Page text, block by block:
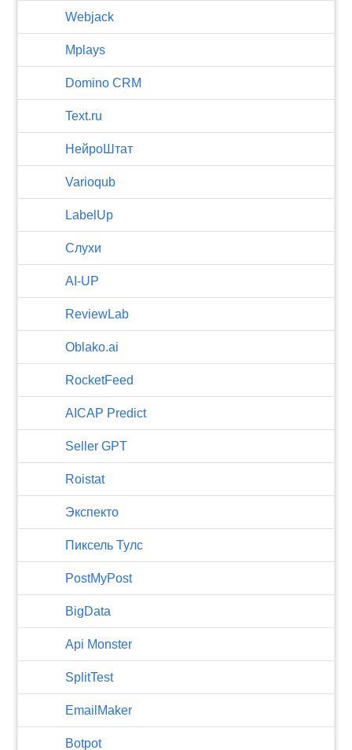
Webjack
Mplays
Domino CRM
Text.ru
НейроШтат
Varioqub
LabelUp
Слухи
AI-UP
ReviewLab
Oblako.ai
RocketFeed
AICAP Predict
Seller GPT
Roistat
Экспекто
Пиксель Тулс
PostMyPost
BigData
Api Monster
SplitTest
EmailMaker
Botpot